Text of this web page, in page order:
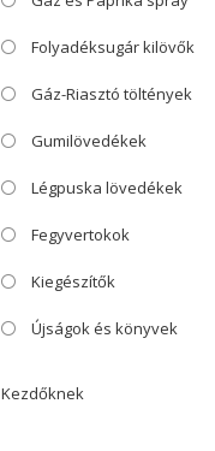
Folyadéksugár kilövők
Gáz-Riasztó töltények
Gumilövedékek
Légpuska lövedékek
Fegyvertokok
Kiegészítők
Újságok és könyvek
Kezdőknek